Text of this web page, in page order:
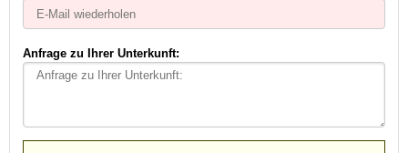
Anfrage zu Ihrer Unterkunft: